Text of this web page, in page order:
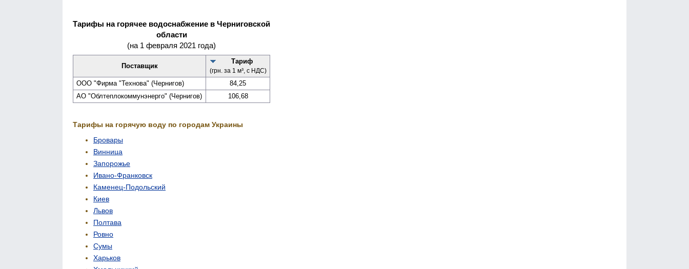
Тарифы на горячее водоснабжение в Черниговской
области
(на 1 февраля 2021 года)
Поставщик
Тариф
(грн. за 1 м³, с НДС)
ООО "Фирма "Технова" (Чернигов)
84,25
АО "Обл­теплокоммунэнерго" (Чернигов)
106,68
Тарифы на горячую воду по городам Украины
Бровары
Винница
Запорожье
Ивано-Франковск
Каменец-Подольский
Киев
Львов
Полтава
Ровно
Сумы
Харьков